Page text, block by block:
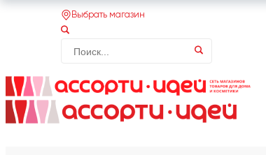
Выбрать магазин